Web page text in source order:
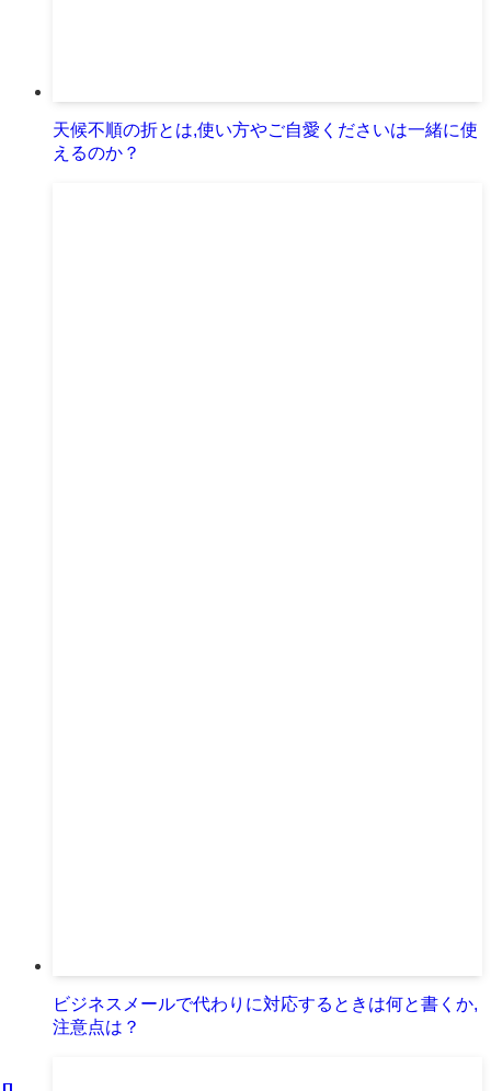
天候不順の折とは,使い方やご自愛くださいは一緒に使
えるのか？
ビジネスメールで代わりに対応するときは何と書くか,
注意点は？